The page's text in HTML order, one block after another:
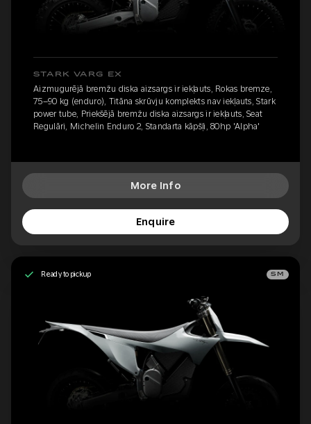
STARK VARG EX
Aizmugurējā bremžu diska aizsargs ir iekļauts, Rokas bremze,
75–90 kg (enduro), Titāna skrūvju komplekts nav iekļauts, Stark
power tube, Priekšējā bremžu diska aizsargs ir iekļauts, Seat
Regulāri, Michelin Enduro 2, Standarta kāpšļi, 80hp 'Alpha'
More Info
Enquire
Ready to pickup SM